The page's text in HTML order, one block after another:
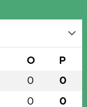
O P
0 0
0 0